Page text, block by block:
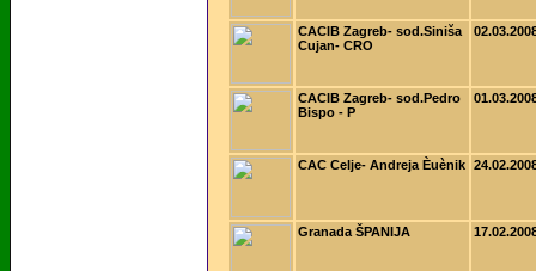
CACIB Zagreb- sod.Siniša
Cujan- CRO
CACIB Zagreb- sod.Pedro
Bispo - P
CAC Celje- Andreja Èuènik
Granada ŠPANIJA